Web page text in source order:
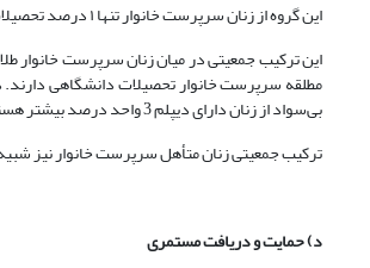
این گروه از زنان سرپرست خانوار تنها ۱ درصد تحصیلات دانشگاهی دارند.
بی‌سواد از زنان دارای دیپلم 3 واحد درصد بیشتر هستند. حدود 20 درصد از این گروه جمعیتی تحصیلات عالی دارند.
ترکیب جمعیتی زنان متأهل سرپرست خانوار نیز شبیه زنان هرگز
د) حمایت و دریافت مستمری